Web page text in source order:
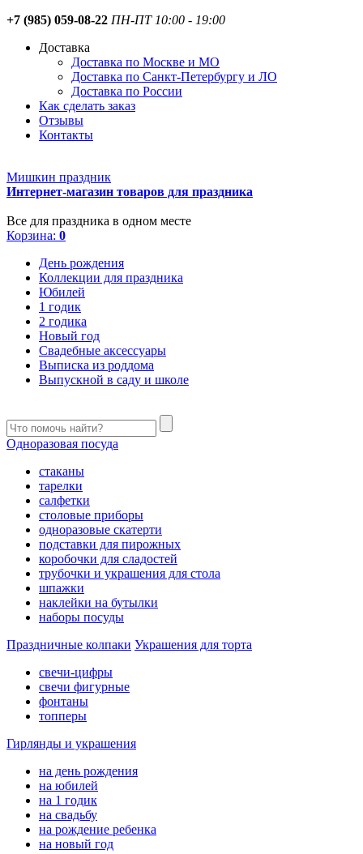
+7 (985) 059-08-22 ПН-ПТ 10:00 - 19:00
Доставка
Доставка по Москве и МО
Доставка по Санкт-Петербургу и ЛО
Доставка по России
Как сделать заказ
Отзывы
Контакты
Мишкин праздник
Интернет-магазин товаров для праздника
Все для праздника в одном месте
Корзина: 0
День рождения
Коллекции для праздника
Юбилей
1 годик
2 годика
Новый год
Свадебные аксессуары
Выписка из роддома
Выпускной в саду и школе
Одноразовая посуда
стаканы
тарелки
салфетки
столовые приборы
одноразовые скатерти
подставки для пирожных
коробочки для сладостей
трубочки и украшения для стола
шпажки
наклейки на бутылки
наборы посуды
Праздничные колпаки Украшения для торта
свечи-цифры
свечи фигурные
фонтаны
топперы
Гирлянды и украшения
на день рождения
на юбилей
на 1 годик
на свадьбу
на рождение ребенка
на новый год